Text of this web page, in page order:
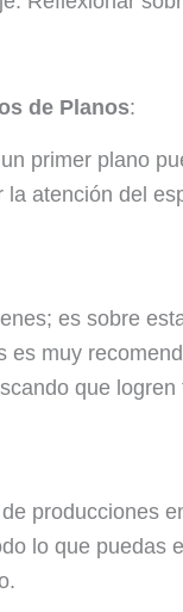
de Planos:
primer plano
atención del
es sobre
muy
que logren
producciones
lo que